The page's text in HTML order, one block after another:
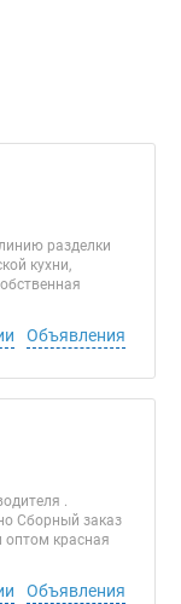
разделки
кухни,
Объявления
.
Сборный заказ
оптом красная
Объявления